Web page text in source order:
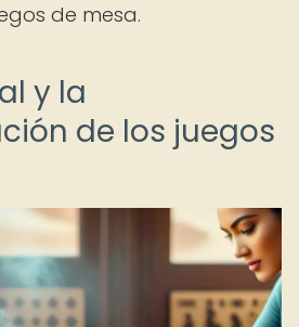
de mesa.
y la
de los juegos